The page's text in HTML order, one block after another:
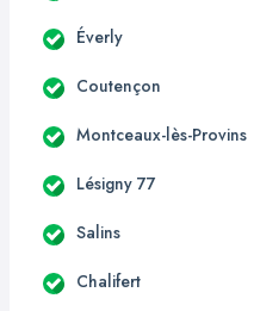
Éverly
Coutençon
Montceaux-lès-Provins
Lésigny 77
Salins
Chalifert